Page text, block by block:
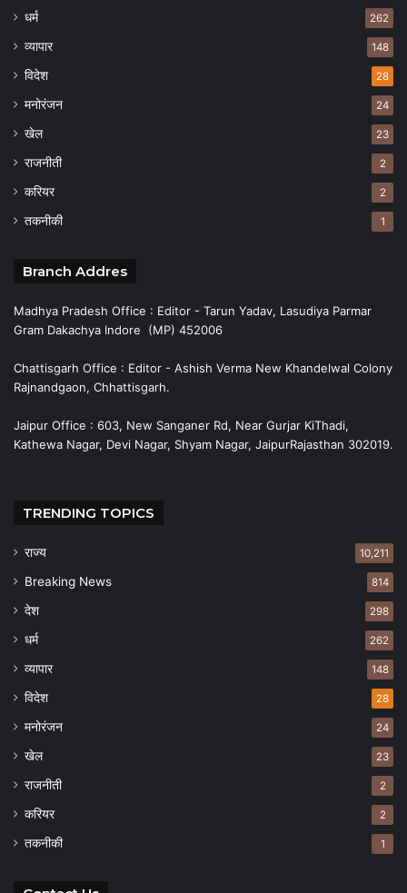
धर्म 262
व्यापार 148
विदेश 28
मनोरंजन 24
खेल 23
राजनीती 2
करियर 2
तकनीकी 1
Branch Addres
Madhya Pradesh Office : Editor - Tarun Yadav, Lasudiya Parmar
Gram Dakachya Indore (MP) 452006
Chattisgarh Office : Editor - Ashish Verma New Khandelwal Colony
Rajnandgaon, Chhattisgarh.
Jaipur Office : 603, New Sanganer Rd, Near Gurjar KiThadi,
Kathewa Nagar, Devi Nagar, Shyam Nagar, JaipurRajasthan 302019.
TRENDING TOPICS
राज्य 10,211
Breaking News 814
देश 298
धर्म 262
व्यापार 148
विदेश 28
मनोरंजन 24
खेल 23
राजनीती 2
करियर 2
तकनीकी 1